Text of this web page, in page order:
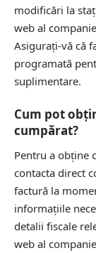
modificări la
web al
Asigurați-vă că
programată
suplimentare.
Cum pot
cumpărat?
Pentru a obține
contacta direct
factură la
informațiile
detalii fiscale
web al